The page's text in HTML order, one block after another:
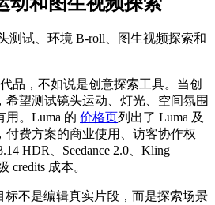
测试、环境 B-roll、图生视频探索和
品，不如说是创意探索工具。当创
希望测试镜头运动、灯光、空间氛围
用。Luma 的 价格页列出了 Luma 及
付费方案的商业使用、访客协作权
HDR、Seedance 2.0、Kling
credits 成本。
标不是编辑真实片段，而是探索场景